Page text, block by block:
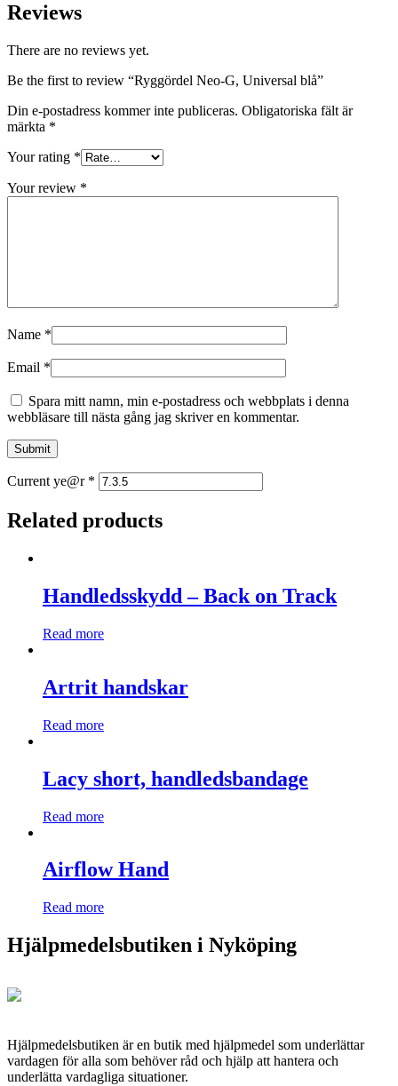
Reviews
There are no reviews yet.
Be the first to review “Ryggördel Neo-G, Universal blå”
Din e-postadress kommer inte publiceras. Obligatoriska fält är
märkta *
Your rating *
Your review *
Name *
Email *
Spara mitt namn, min e-postadress och webbplats i denna
webbläsare till nästa gång jag skriver en kommentar.
Current ye@r *
Related products
Handledsskydd – Back on Track
Read more
Artrit handskar
Read more
Lacy short, handledsbandage
Read more
Airflow Hand
Read more
Hjälpmedelsbutiken i Nyköping
Hjälpmedelsbutiken är en butik med hjälpmedel som underlättar
vardagen för alla som behöver råd och hjälp att hantera och
underlätta vardagliga situationer.